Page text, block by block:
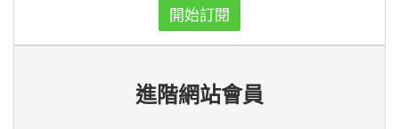
開始訂閱
進階網站會員